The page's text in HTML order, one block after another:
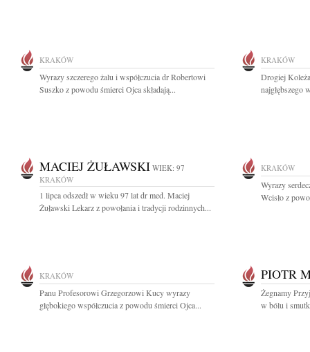
KRAKÓW
Wyrazy szczerego żalu i współczucia dr Robertowi
Suszko z powodu śmierci Ojca składają...
KRAKÓW
Drogiej
najgłębszego
MACIEJ ŻUŁAWSKI WIEK: 97
KRAKÓW
1 lipca odszedł w wieku 97 lat dr med. Maciej
Żuławski Lekarz z powołania i tradycji rodzinnych...
KRAKÓW
Wyrazy
Wcisło z
KRAKÓW
Panu Profesorowi Grzegorzowi Kucy wyrazy
głębokiego współczucia z powodu śmierci Ojca...
PIOTR
Żegnamy
w bólu i